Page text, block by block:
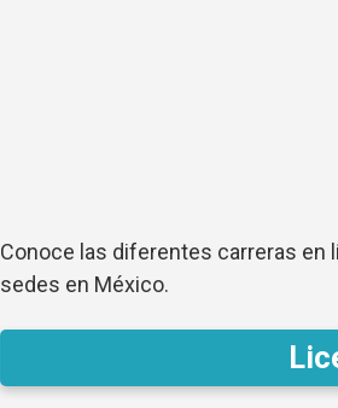
Conoce las diferentes carreras en
sedes en México.